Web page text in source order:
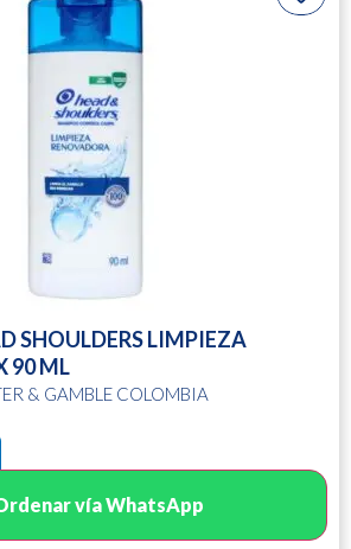
SHOULDERS LIMPIEZA
90 ML
& GAMBLE COLOMBIA
vía WhatsApp